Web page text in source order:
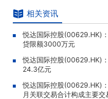
相关资讯
悦达国际控股(00629.HK)
贷限额3000万元
悦达国际控股(00629.HK)
24.3亿元
悦达国际控股(00629.HK)
月关联交易合计构成主要交